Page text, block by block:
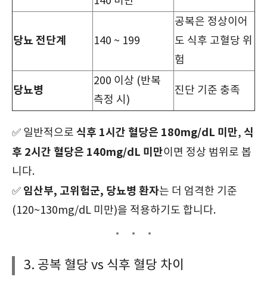
당뇨 전단계 140 ~ 199
공복은 정상이어
도 식후 고혈당 위
험
당뇨병
200 이상 (반복
측정 시)
진단 기준 충족
✅ 일반적으로 식후 1시간 혈당은 180mg/dL 미만, 식
후 2시간 혈당은 140mg/dL 미만이면 정상 범위로 봅
니다.
✅ 임산부, 고위험군, 당뇨병 환자는 더 엄격한 기준
(120~130mg/dL 미만)을 적용하기도 합니다.
3. 공복 혈당 vs 식후 혈당 차이